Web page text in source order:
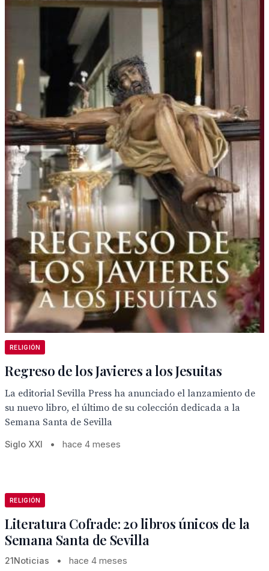
RELIGIÓN
Regreso de los Javieres a los Jesuitas
La editorial Sevilla Press ha anunciado el lanzamiento de
su nuevo libro, el último de su colección dedicada a la
Semana Santa de Sevilla
Siglo XXI • hace 4 meses
RELIGIÓN
Literatura Cofrade: 20 libros únicos de la
Semana Santa de Sevilla
21Noticias • hace 4 meses